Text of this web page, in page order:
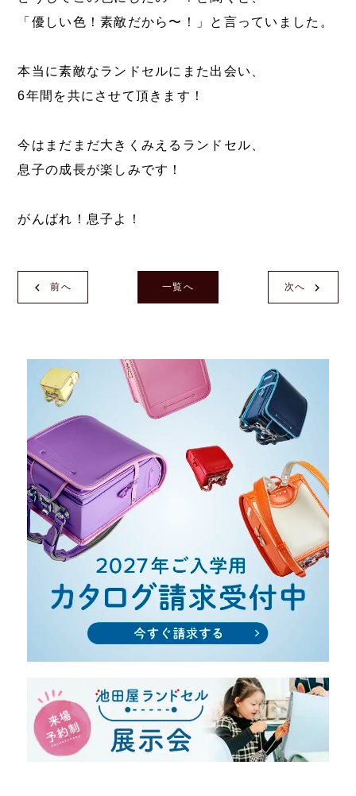
「優しい色！素敵だから〜！」と言っていました。
本当に素敵なランドセルにまた出会い、
6年間を共にさせて頂きます！
今はまだまだ大きくみえるランドセル、
息子の成長が楽しみです！
がんばれ！息子よ！
前へ 次へ
一覧へ